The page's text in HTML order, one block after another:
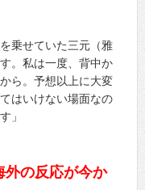
乗せていた三元（雅
。私は一度、背中か
ら。予想以上に大変
はいけない場面なの
」
外の反応が今か